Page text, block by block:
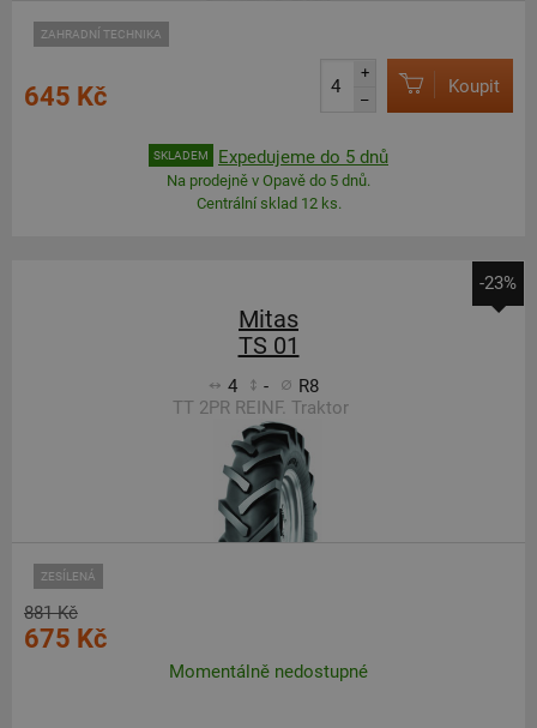
ZAHRADNÍ TECHNIKA
645 Kč
+
–
Koupit
SKLADEM Expedujeme do 5 dnů
Na prodejně v Opavě do 5 dnů.
Centrální sklad 12 ks.
-23%
Mitas
TS 01
4 -
R8
TT 2PR REINF. Traktor
ZESÍLENÁ
881 Kč
675 Kč
Momentálně nedostupné